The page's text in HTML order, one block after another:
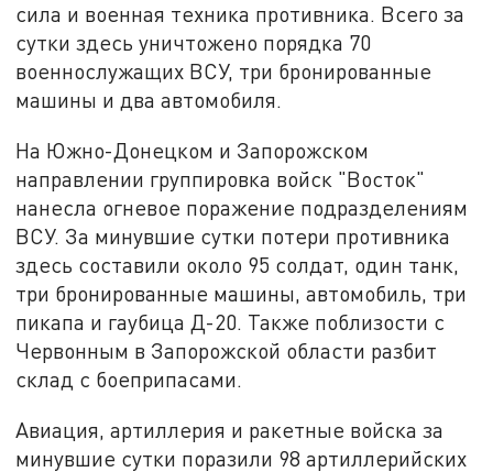
сила и военная техника противника. Всего за
сутки здесь уничтожено порядка 70
военнослужащих ВСУ, три бронированные
машины и два автомобиля.
На Южно-Донецком и Запорожском
направлении группировка войск "Восток"
нанесла огневое поражение подразделениям
ВСУ. За минувшие сутки потери противника
здесь составили около 95 солдат, один танк,
три бронированные машины, автомобиль, три
пикапа и гаубица Д-20. Также поблизости с
Червонным в Запорожской области разбит
склад с боеприпасами.
Авиация, артиллерия и ракетные войска за
минувшие сутки поразили 98 артиллерийских